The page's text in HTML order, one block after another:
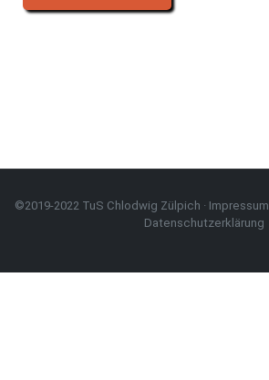
©2019-2022 TuS Chlodwig Zülpich · Impressum
Datenschutzerklärung